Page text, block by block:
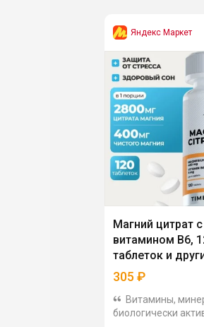
Яндекс Маркет
Магний цитрат с
витамином В6,
таблеток и
витамины
305₽
Витамины,
биологически